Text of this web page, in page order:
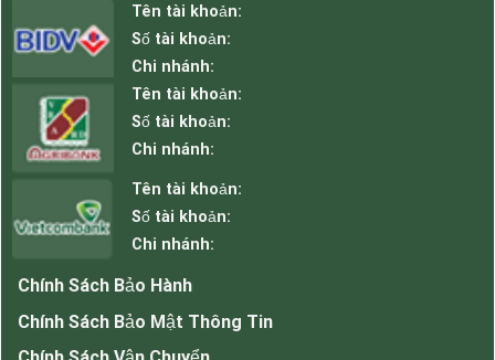
đánh số chịu lực cao, thép 1,5mm
Phụ kiện Ổ điện cấp nguồn 3 chấu đa năng, bộ ốc
Bảo hành 12 tháng
Tên tài khoản:
Số tài khoản:
Chi nhánh:
Tên tài khoản:
Số tài khoản:
Chi nhánh:
Tên tài khoản:
Số tài khoản:
Chi nhánh:
Chính Sách Bảo Hành
Chính Sách Bảo Mật Thông Tin